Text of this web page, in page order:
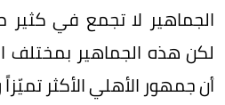
الجماهير لا تجمع في
لكن هذه الجماهير بمختلف
أن جمهور الأهلي الأكثر تميّزاً